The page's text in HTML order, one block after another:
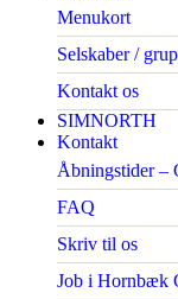
Menukort
Selskaber /
Kontakt os
SIMNORTH
Kontakt
Åbningstider –
FAQ
Skriv til os
Job i Hornbæk